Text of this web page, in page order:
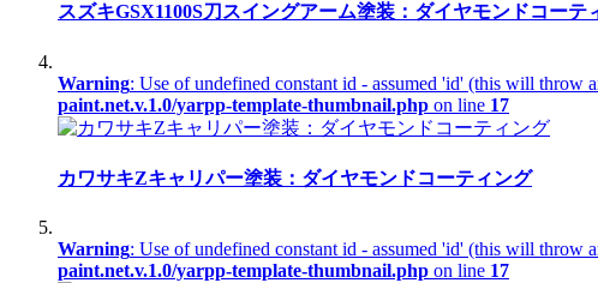
スズキGSX1100S刀スイングアーム塗装：ダイヤモンドコーテ
Warning: Use of undefined constant id - assumed 'id' (this will throw
paint.net.v.1.0/yarpp-template-thumbnail.php on line 17
カワサキZキャリパー塗装：ダイヤモンドコーティング
Warning: Use of undefined constant id - assumed 'id' (this will throw
paint.net.v.1.0/yarpp-template-thumbnail.php on line 17